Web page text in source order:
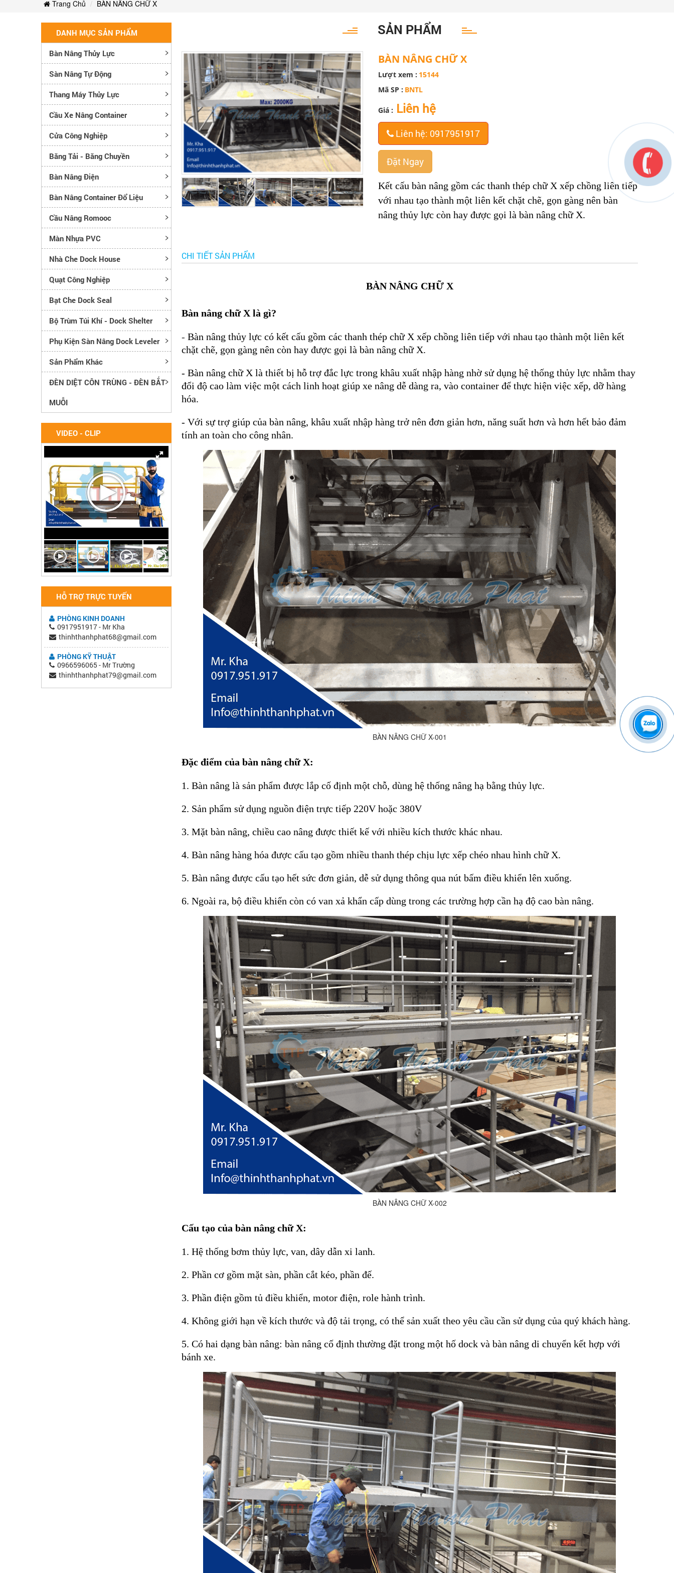
Trang Chủ BÀN NÂNG CHỮ X
DANH MỤC SẢN PHẨM
Bàn Nâng Thủy Lực
Sàn Nâng Tự Động
Thang Máy Thủy Lực
Cầu Xe Nâng Container
Cửa Công Nghiệp
Băng Tải - Băng Chuyền
Bàn Nâng Điện
Bàn Nâng Container Đổ Liệu
Cầu Nâng Romooc
Màn Nhựa PVC
Nhà Che Dock House
Quạt Công Nghiệp
Bạt Che Dock Seal
Bộ Trùm Túi Khí - Dock Shelter
Phụ Kiện Sàn Nâng Dock Leveler
Sản Phẩm Khác
ĐÈN DIỆT CÔN TRÙNG - ĐÈN BẮT
MUỖI
VIDEO - CLIP
HỖ TRỢ TRỰC TUYẾN
PHÒNG KINH DOANH
0917951917 - Mr Kha
thinhthanhphat68@gmail.com
PHÒNG KỸ THUẬT
0966596065 - Mr Trường
thinhthanhphat79@gmail.com
SẢN PHẨM
BÀN NÂNG CHỮ X
Lượt xem : 15144
Mã SP : BNTL
Giá : Liên hệ
Liên hệ: 0917951917
Đặt Ngay
Kết cấu bàn nâng gồm các thanh thép chữ X xếp chồng liên tiếp
với nhau tạo thành một liên kết chặt chẽ, gọn gàng nên bàn
nâng thủy lực còn hay được gọi là bàn nâng chữ X.
CHI TIẾT SẢN PHẨM
BÀN NÂNG CHỮ X
Bàn nâng chữ X là gì?
- Bàn nâng thủy lực có kết cấu gồm các thanh thép chữ X xếp chồng liên tiếp với nhau tạo thành một liên kết
chặt chẽ, gọn gàng nên còn hay được gọi là bàn nâng chữ X.
- Bàn nâng chữ X là thiết bị hỗ trợ đắc lực trong khâu xuất nhập hàng nhờ sử dụng hệ thống thủy lực nhằm thay
đổi độ cao làm việc một cách linh hoạt giúp xe nâng dễ dàng ra, vào container để thực hiện việc xếp, dỡ hàng
hóa.
- Với sự trợ giúp của bàn nâng, khâu xuất nhập hàng trở nên đơn giản hơn, năng suất hơn và hơn hết bảo đảm
tính an toàn cho công nhân.
BÀN NÂNG CHỮ X-001
Đặc điểm của bàn nâng chữ X:
1. Bàn nâng là sản phẩm được lắp cố định một chỗ, dùng hệ thống nâng hạ bằng thủy lực.
2. Sản phẩm sử dụng nguồn điện trực tiếp 220V hoặc 380V
3. Mặt bàn nâng, chiều cao nâng được thiết kế với nhiều kích thước khác nhau.
4. Bàn nâng hàng hóa được cấu tạo gồm nhiều thanh thép chịu lực xếp chéo nhau hình chữ X.
5. Bàn nâng được cấu tạo hết sức đơn giản, dễ sử dụng thông qua nút bấm điều khiển lên xuống.
6. Ngoài ra, bộ điều khiển còn có van xả khẩn cấp dùng trong các trường hợp cần hạ độ cao bàn nâng.
BÀN NÂNG CHỮ X-002
Cấu tạo của bàn nâng chữ X:
1. Hệ thống bơm thủy lực, van, dây dẫn xi lanh.
2. Phần cơ gồm mặt sàn, phần cắt kéo, phần đế.
3. Phần điện gồm tủ điều khiển, motor điện, role hành trình.
4. Không giới hạn về kích thước và độ tải trọng, có thể sản xuất theo yêu cầu cần sử dụng của quý khách hàng.
5. Có hai dạng bàn nâng: bàn nâng cố định thường đặt trong một hố dock và bàn nâng di chuyển kết hợp với
bánh xe.